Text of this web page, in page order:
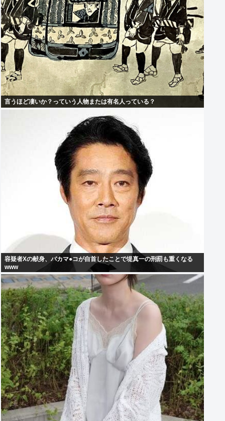
言うほど凄いか？っていう人物または有名人っている？
容疑者Xの献身、バカマ●コが自首したことで堤真一の刑罰も重くなる
www